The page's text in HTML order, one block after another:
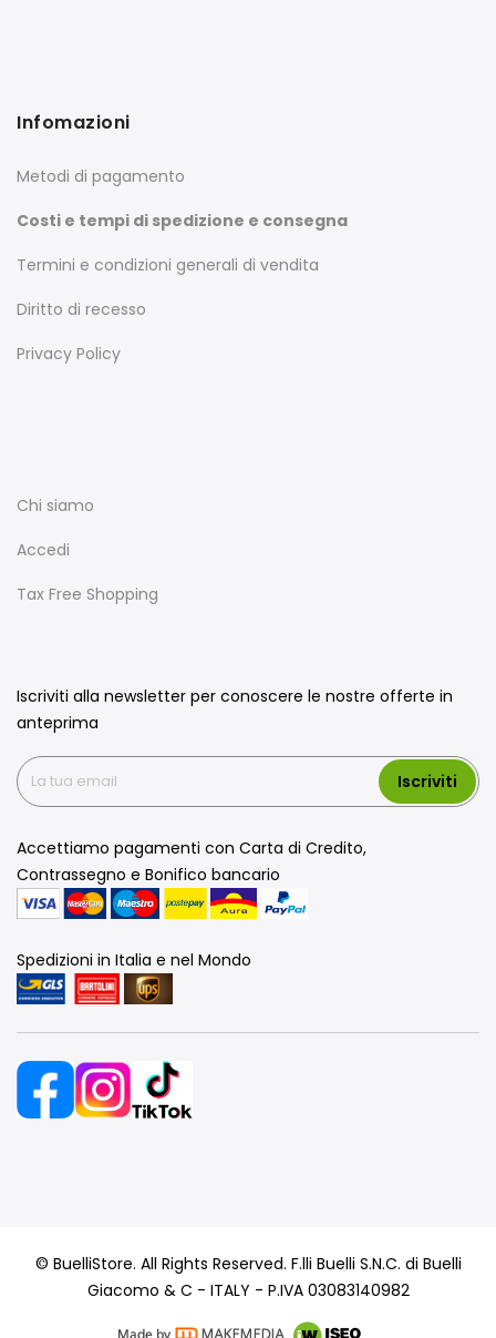
Infomazioni
Metodi di pagamento
Costi e tempi di spedizione e consegna
Termini e condizioni generali di vendita
Diritto di recesso
Privacy Policy
Chi siamo
Accedi
Tax Free Shopping
Iscriviti alla newsletter per conoscere le nostre offerte in
anteprima
Iscriviti
Accettiamo pagamenti con Carta di Credito,
Contrassegno e Bonifico bancario
Spedizioni in Italia e nel Mondo
© BuelliStore. All Rights Reserved. F.lli Buelli S.N.C. di Buelli
Giacomo & C - ITALY - P.IVA 03083140982